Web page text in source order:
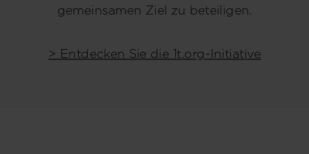
gemeinsamen Ziel zu beteiligen.
> Entdecken Sie die 1t.org-Initiative